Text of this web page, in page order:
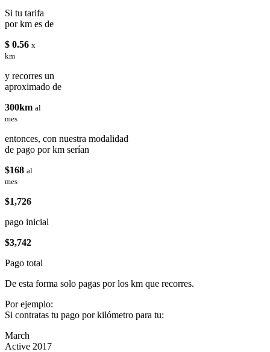
Si tu tarifa
por km es de
$ 0.56 x
km
y recorres un
aproximado de
300km al
mes
entonces, con nuestra modalidad
de pago por km serían
$168 al
mes
$1,726
pago inicial
$3,742
Pago total
De esta forma solo pagas por los km que recorres.
Por ejemplo:
Si contratas tu pago por kilómetro para tu:
March
Active 2017